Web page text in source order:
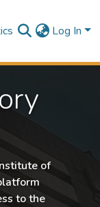
Log In
of
to the